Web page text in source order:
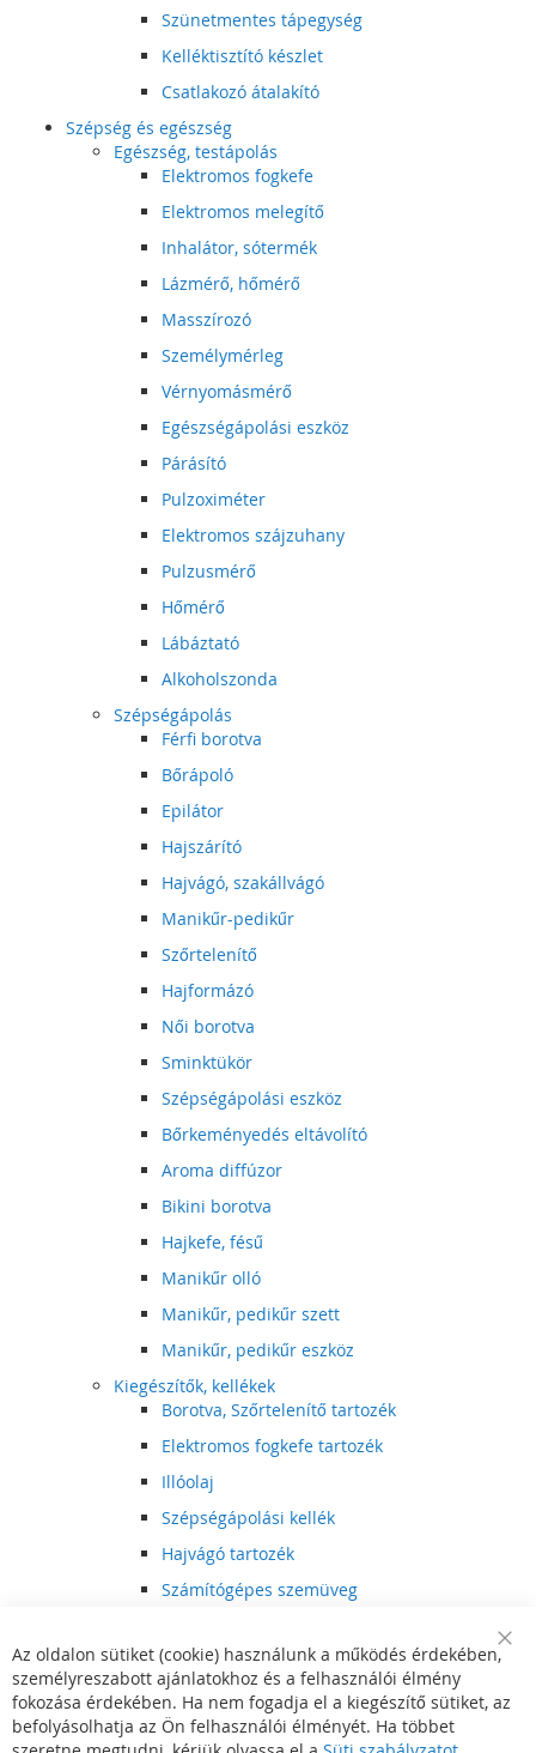
Szünetmentes tápegység
Kelléktisztító készlet
Csatlakozó átalakító
Szépség és egészség
Egészség, testápolás
Elektromos fogkefe
Elektromos melegítő
Inhalátor, sótermék
Lázmérő, hőmérő
Masszírozó
Személymérleg
Vérnyomásmérő
Egészségápolási eszköz
Párásító
Pulzoximéter
Elektromos szájzuhany
Pulzusmérő
Hőmérő
Lábáztató
Alkoholszonda
Szépségápolás
Férfi borotva
Bőrápoló
Epilátor
Hajszárító
Hajvágó, szakállvágó
Manikűr-pedikűr
Szőrtelenítő
Hajformázó
Női borotva
Sminktükör
Szépségápolási eszköz
Bőrkeményedés eltávolító
Aroma diffúzor
Bikini borotva
Hajkefe, fésű
Manikűr olló
Manikűr, pedikűr szett
Manikűr, pedikűr eszköz
Kiegészítők, kellékek
Borotva, Szőrtelenítő tartozék
Elektromos fogkefe tartozék
Illóolaj
Szépségápolási kellék
Hajvágó tartozék
Számítógépes szemüveg
Hajvágó kiegészítő
Szórakoztató elektronika
Multimédia
DVD, BluRay lejátszó
Bar
Az oldalon sütiket (cookie) használunk a működés érdekében,
személyreszabott ajánlatokhoz és a felhasználói élmény
fokozása érdekében. Ha nem fogadja el a kiegészítő sütiket, az
befolyásolhatja az Ön felhasználói élményét. Ha többet